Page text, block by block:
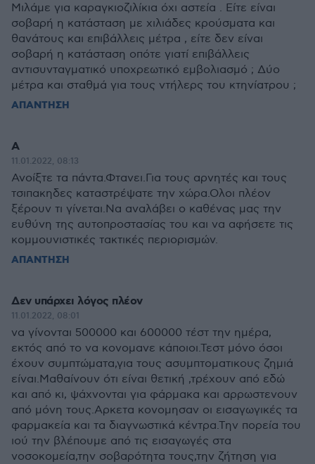
Μιλάμε για καραγκιοζιλίκια όχι αστεία . Είτε είναι
σοβαρή η κατάσταση με χιλιάδες κρούσματα και
θανάτους και επιβάλλεις μέτρα , είτε δεν είναι
σοβαρή η κατάσταση οπότε γιατί επιβάλλεις
αντισυνταγματικό υποχρεωτικό εμβολιασμό ; Δύο
μέτρα και σταθμά για τους ντήλερς του κτηνίατρου ;
ΑΠΑΝΤΗΣΗ
Α
11.01.2022, 08:13
Ανοίξτε τα πάντα.Φτανει.Για τους αρνητές και τους
τσιπακηδες καταστρέψατε την χώρα.Ολοι πλέον
ξέρουν τι γίνεται.Να αναλάβει ο καθένας μας την
ευθύνη της αυτοπροστασίας του και να αφήσετε τις
κομμουνιστικές τακτικές περιορισμών.
ΑΠΑΝΤΗΣΗ
Δεν υπάρχει λόγος πλέον
11.01.2022, 08:01
να γίνονται 500000 και 600000 τέστ την ημέρα,
εκτός από το να κονομανε κάποιοι.Τεστ μόνο όσοι
έχουν συμπτώματα,για τους ασυμπτοματικους ζημιά
είναι.Μαθαίνουν ότι είναι θετική ,τρέχουν από εδώ
και από κι, ψάχνονται για φάρμακα και αρρωστενουν
από μόνη τους.Αρκετα κονομησαν οι εισαγωγικές τα
φαρμακεία και τα διαγνωστικά κέντρα.Την πορεία του
ιού την βλέπουμε από τις εισαγωγές στα
νοσοκομεία,την σοβαρότητα τους,την ζήτηση για